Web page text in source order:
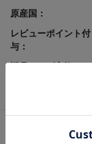
原産国：
レビューポイント付
与：
返品サイズ交換：